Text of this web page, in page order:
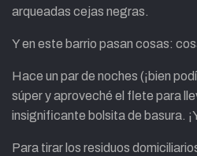
arqueadas cejas negras.
Y en este barrio pasan cosas:
Hace un par de noches (¡bien
súper y aproveché el flete para
insignificante bolsita de basura.
Para tirar los residuos